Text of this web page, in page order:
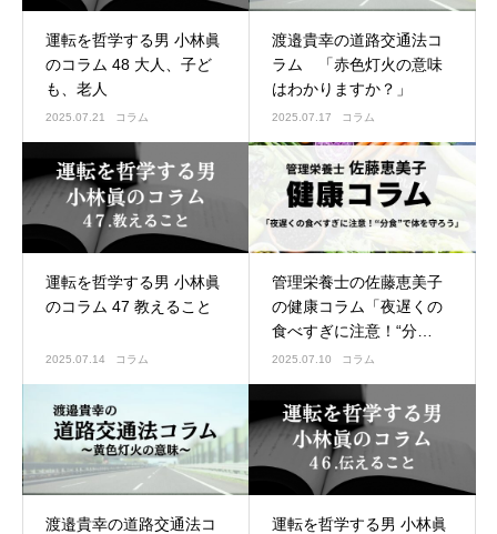
運転を哲学する男 小林眞
のコラム 48 大人、子ど
も、老人
2025.07.21 コラム
渡邉貴幸の道路交通法コ
ラム 「赤色灯火の意味
はわかりますか？」
2025.07.17 コラム
運転を哲学する男 小林眞
のコラム 47 教えること
2025.07.14 コラム
管理栄養士の佐藤恵美子
の健康コラム「夜遅くの
食べすぎに注意！“分
食”で体を守ろう」
2025.07.10 コラム
渡邉貴幸の道路交通法コ
運転を哲学する男 小林眞